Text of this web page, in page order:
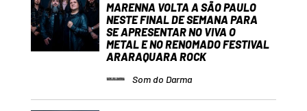
MARENNA VOLTA A SÃO PAULO
NESTE FINAL DE SEMANA PARA
SE APRESENTAR NO VIVA O
METAL E NO RENOMADO FESTIVAL
ARARAQUARA ROCK
Som do Darma